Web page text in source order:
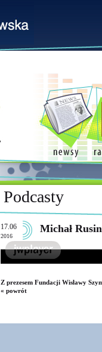
Podcasty
17.06
2016
Michał
Z prezesem Fundacji Wisławy
« powrót